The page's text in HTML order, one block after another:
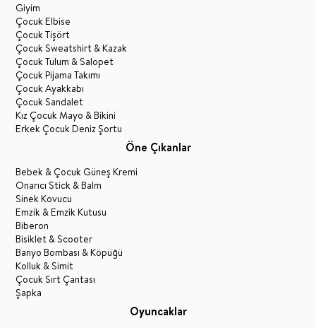
Giyim
Çocuk Elbise
Çocuk Tişört
Çocuk Sweatshirt & Kazak
Çocuk Tulum & Salopet
Çocuk Pijama Takımı
Çocuk Ayakkabı
Çocuk Sandalet
Kız Çocuk Mayo & Bikini
Erkek Çocuk Deniz Şortu
Öne Çıkanlar
Bebek & Çocuk Güneş Kremi
Onarıcı Stick & Balm
Sinek Kovucu
Emzik & Emzik Kutusu
Biberon
Bisiklet & Scooter
Banyo Bombası & Köpüğü
Kolluk & Simit
Çocuk Sırt Çantası
Şapka
Oyuncaklar